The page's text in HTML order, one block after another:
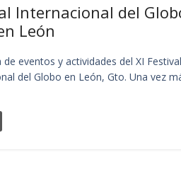
Internacional del
León
de eventos y actividades del XI Festival
del Globo en León, Gto. Una vez